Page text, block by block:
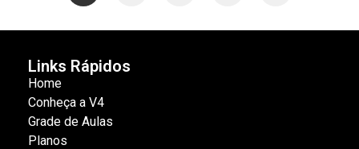
Links Rápidos
Home
Conheça a V4
Grade de Aulas
Planos